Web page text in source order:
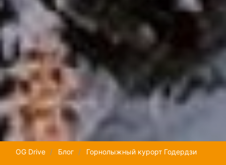
OG Drive Блог Горнолыжный курорт Годердзи